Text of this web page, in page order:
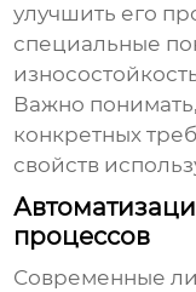
улучшить его
специальные
Важно
конкретных
свойств
процессов
Современные